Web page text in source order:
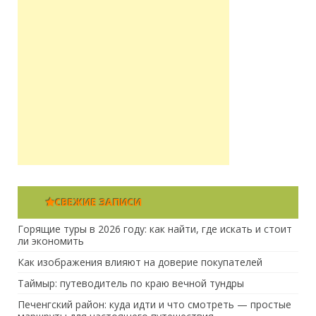
СВЕЖИЕ ЗАПИСИ
Горящие туры в 2026 году: как найти, где искать и стоит
ли экономить
Как изображения влияют на доверие покупателей
Таймыр: путеводитель по краю вечной тундры
Печенгский район: куда идти и что смотреть — простые